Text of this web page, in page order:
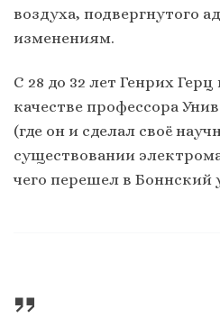
воздуха, подвергнутого
изменениям.
С 28 до 32 лет Генрих
качестве профессора
(где он и сделал своё
существовании
чего перешел в Боннский